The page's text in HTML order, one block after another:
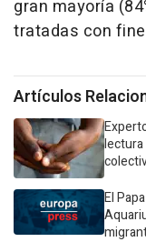
gran mayoría
tratadas con
Artículos
lectura
El